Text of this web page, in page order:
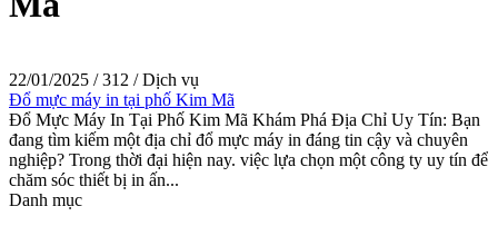
22/01/2025 /312 /Dịch vụ
Đổ mực máy in tại phố Kim Mã
Đổ Mực Máy In Tại Phố Kim Mã Khám Phá Địa Chỉ Uy Tín: Bạn
đang tìm kiếm một địa chỉ đổ mực máy in đáng tin cậy và chuyên
nghiệp? Trong thời đại hiện nay. việc lựa chọn một công ty uy tín để
chăm sóc thiết bị in ấn...
Danh mục